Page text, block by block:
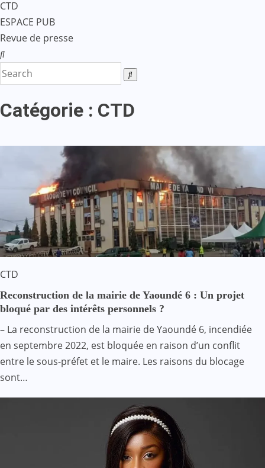
CTD
ESPACE PUB
Revue de presse
Catégorie : CTD
CTD
Reconstruction de la mairie de Yaoundé 6 : Un projet
bloqué par des intérêts personnels ?
– La reconstruction de la mairie de Yaoundé 6, incendiée
en septembre 2022, est bloquée en raison d’un conflit
entre le sous-préfet et le maire. Les raisons du blocage
sont…